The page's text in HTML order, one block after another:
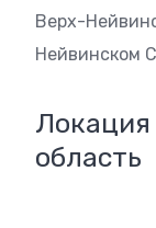
Верх-
Нейвинском
область